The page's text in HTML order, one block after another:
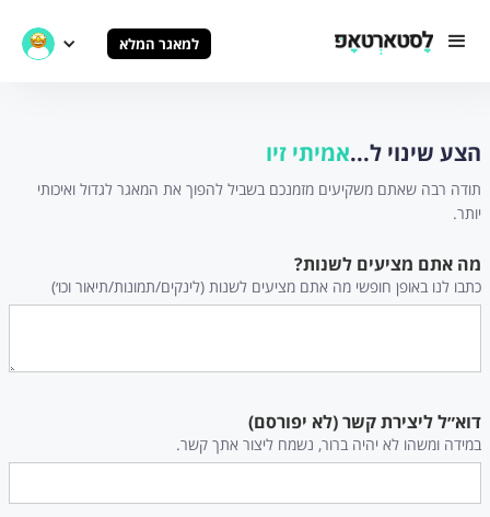
למאגר המלא
הצע שינוי ל...אמיתי זיו
תודה רבה שאתם משקיעים מזמנכם בשביל להפוך את המאגר לגדול ואיכותי
יותר.
מה אתם מציעים לשנות?
כתבו לנו באופן חופשי מה אתם מציעים לשנות (לינקים/תמונות/תיאור וכו׳)
דוא״ל ליצירת קשר (לא יפורסם)
במידה ומשהו לא יהיה ברור, נשמח ליצור אתך קשר.